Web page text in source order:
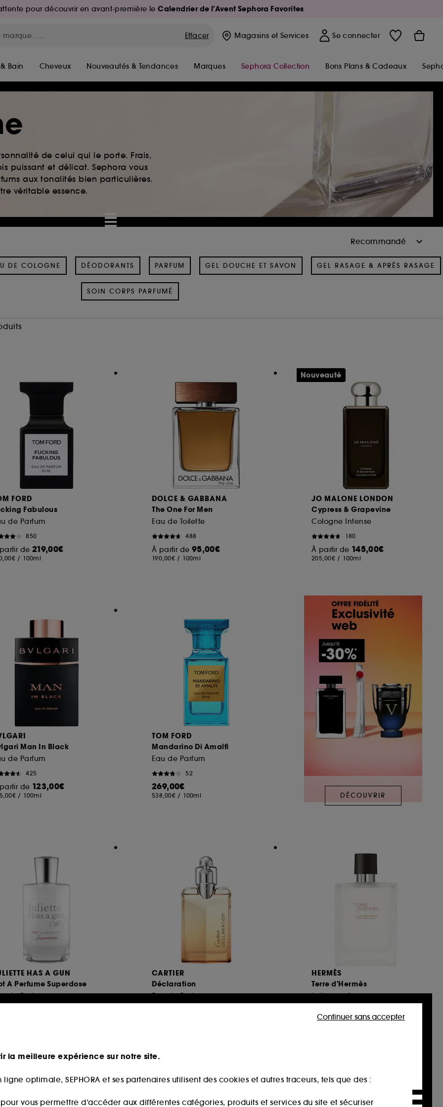
pour découvrir en avant-première leCalendrier de l'Avent Sephora Favorites
Effacer Magasins et Services Se connecter
Bain Cheveux Nouveautés & Tendances Marques Sephora Collection Bons Plans & Cadeaux
de celui qui le porte. Frais,
puissant et délicat. Sephora vous
aux tonalités bien particulières.
véritable essence.
DE COLOGNE DÉODORANTS PARFUM GEL DOUCHE ET SAVON GEL RASAGE & APRÈS RASAGE
SOIN CORPS PARFUMÉ
FORD
Fabulous
de Parfum
850
de 219,00€
/ 100ml
DOLCE & GABBANA
The One For Men
Eau de Toilette
488
À partir de 95,00€
190,00€ / 100ml
JO MALONE LONDON
Cypress & Grapevine
Cologne Intense
180
À partir de 145,00€
205,00€ / 100ml
Nouveauté
Man In Black
de Parfum
425
de 123,00€
/ 100ml
TOM FORD
Mandarino Di Amalfi
Eau de Parfum
52
269,00€
538,00€ / 100ml DÉCOUVRIR
HAS A GUN
A Perfume Superdose
de Parfum
CARTIER
Déclaration
Eau de Parfum
HERMÈS
Terre d'Hermès
Lotion après-rasage
85,00€
la meilleure expérience sur notre site.
optimale, SEPHORA et ses partenaires utilisent des cookies et autres traceurs, tels que des :
pour vous permettre d’accéder aux différentes catégories, produits et services du site et sécuriser
Continuer sans accepter